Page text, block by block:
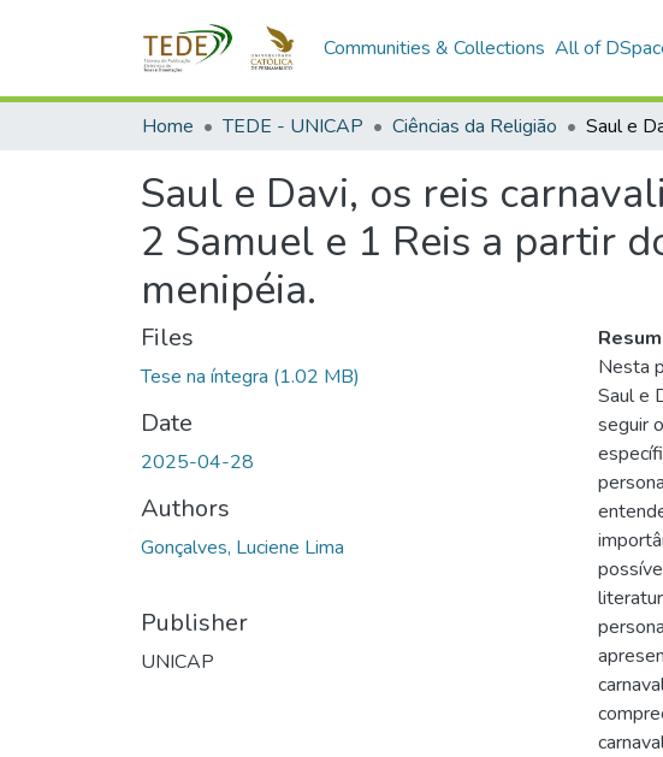
Communities & Collections All of
Home TEDE - UNICAP Ciências da Religião
Saul e Davi, os reis
2 Samuel e 1 Reis a partir
menipéia.
Files
Tese na íntegra (1.02 MB)
Date
2025-04-28
Authors
Gonçalves, Luciene Lima
Publisher
UNICAP
Nesta
Saul e
seguir